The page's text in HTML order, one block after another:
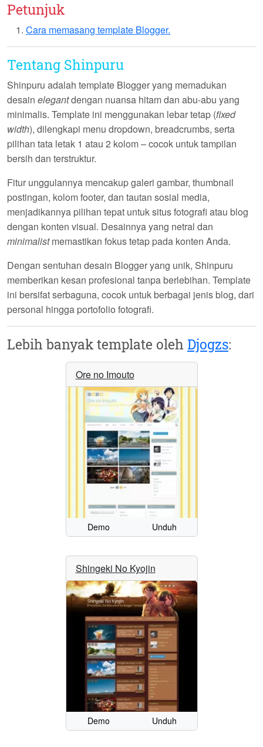
Petunjuk
Cara memasang template Blogger.
Tentang Shinpuru
Shinpuru adalah template Blogger yang memadukan
desain elegantdengan nuansa hitamdan abu-abu yang
minimalis. Template ini menggunakan lebar tetap (fixed
width), dilengkapi menu dropdown, breadcrumbs, serta
pilihan tata letak 1 atau 2 kolom – cocok untuk tampilan
bersih dan terstruktur.
Fitur unggulannya mencakup galeri gambar, thumbnail
postingan, kolom footer, dan tautan sosial media,
menjadikannya pilihan tepat untuk situs fotografi atau blog
dengan konten visual. Desainnya yang netral dan
minimalistmemastikan fokus tetap pada konten Anda.
Dengan sentuhan desain Blogger yang unik, Shinpuru
memberikan kesan profesional tanpa berlebihan. Template
ini bersifat serbaguna, cocok untuk berbagai jenis blog, dari
personal hingga portofolio fotografi.
Lebih banyak template oleh Djogzs:
Ore no Imouto
Demo Unduh
Shingeki No Kyojin
Demo Unduh